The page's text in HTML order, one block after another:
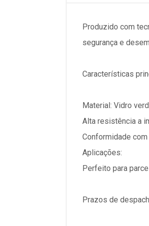
Produzido com
segurança e
Características
Material: Vidro
Alta resistência a
Conformidade
Aplicações:
Perfeito para
Prazos de